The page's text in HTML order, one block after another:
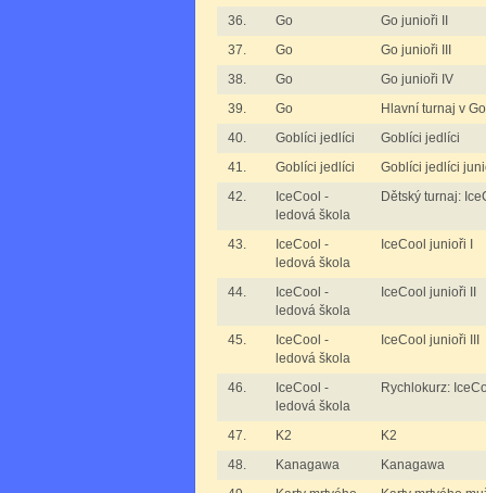
36.
Go
Go junioři II
37.
Go
Go junioři III
38.
Go
Go junioři IV
39.
Go
Hlavní turnaj v Go
40.
Goblíci jedlíci
Goblíci jedlíci
41.
Goblíci jedlíci
Goblíci jedlíci
42.
IceCool -
ledová škola
Dětský turnaj:
43.
IceCool -
ledová škola
IceCool junioři I
44.
IceCool -
ledová škola
IceCool junioři II
45.
IceCool -
ledová škola
IceCool junioři III
46.
IceCool -
ledová škola
Rychlokurz:
47. K2
K2
48.
Kanagawa
Kanagawa